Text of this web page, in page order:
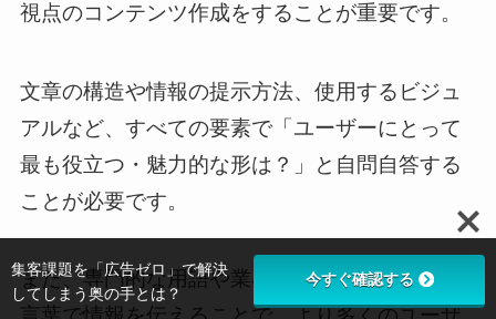
視点のコンテンツ作成をすることが重要です。
文章の構造や情報の提示方法、使用するビジュ
アルなど、すべての要素で「ユーザーにとって
最も役立つ・魅力的な形は？」と自問自答する
ことが必要です。
また、専門的な用語や業界用語を避け、平易な
集客課題を「広告ゼロ」で解決
してしまう奥の手とは？
今すぐ確認する